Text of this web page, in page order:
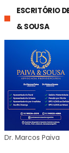
ESCRITÓRIO
& SOUSA
Dr. Marcos Paiva